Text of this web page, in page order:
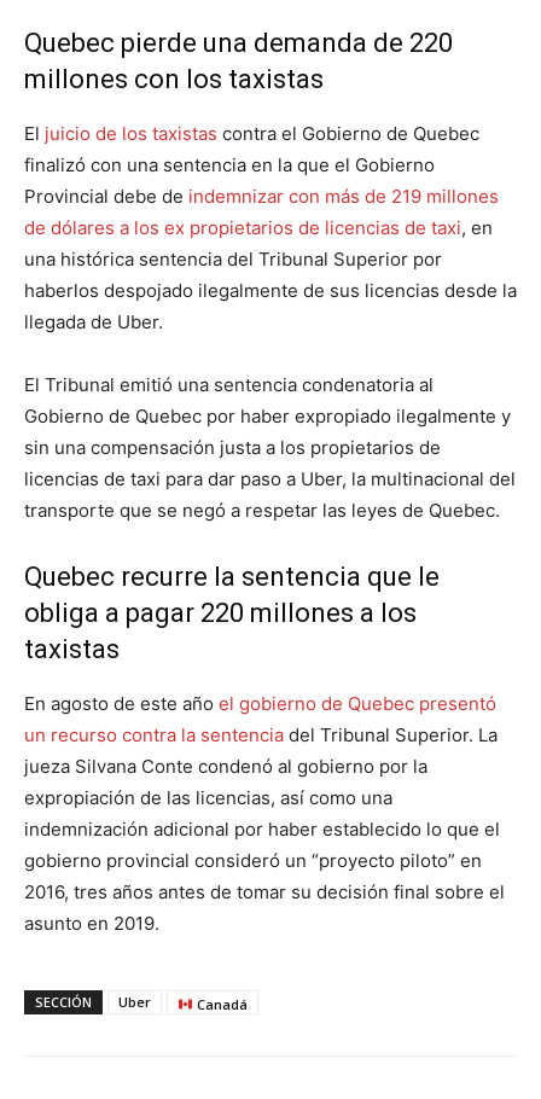
Quebec pierde una demanda de 220
millones con los taxistas
El juicio de los taxistas contra el Gobierno de Quebec
finalizó con una sentencia en la que el Gobierno
Provincial debe de indemnizar con más de 219 millones
de dólares a los ex propietarios de licencias de taxi, en
una histórica sentencia del Tribunal Superior por
haberlos despojado ilegalmente de sus licencias desde la
llegada de Uber.
El Tribunal emitió una sentencia condenatoria al
Gobierno de Quebec por haber expropiado ilegalmente y
sin una compensación justa a los propietarios de
licencias de taxi para dar paso a Uber, la multinacional del
transporte que se negó a respetar las leyes de Quebec.
Quebec recurre la sentencia que le
obliga a pagar 220 millones a los
taxistas
En agosto de este año el gobierno de Quebec presentó
un recurso contra la sentencia del Tribunal Superior. La
jueza Silvana Conte condenó al gobierno por la
expropiación de las licencias, así como una
indemnización adicional por haber establecido lo que el
gobierno provincial consideró un “proyecto piloto” en
2016, tres años antes de tomar su decisión final sobre el
asunto en 2019.
SECCIÓN Uber Canadá